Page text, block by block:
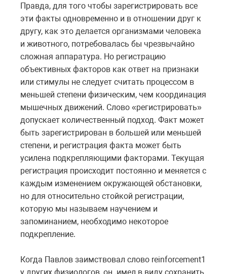
Правда, для того чтобы зарегистрировать все
эти факты одновременно и в отношении друг к
другу, как это делается организмами человека
и животного, потребовалась бы чрезвычайно
сложная аппаратура. Но регистрацию
объективных факторов как ответ на признаки
или стимулы не следует считать процессом в
меньшей степени физическим, чем координация
мышечных движений. Слово «регистрировать»
допускает количественный подход. Факт может
быть зарегистрирован в большей или меньшей
степени, и регистрация факта может быть
усилена подкрепляющими факторами. Текущая
регистрация происходит постоянно и меняется с
каждым изменением окружающей обстановки,
но для относительно стойкой регистрации,
которую мы называем научением и
запоминанием, необходимо некоторое
подкрепление.
Когда Павлов заимствовал слово reinforcement1
у других физиологов, он .имел в виду сохранить